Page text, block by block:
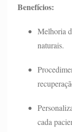
Benefícios:
Melhoria
naturais.
cada